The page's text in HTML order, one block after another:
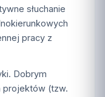
słuchanie
pracy z
Dobrym
projektów (tzw.